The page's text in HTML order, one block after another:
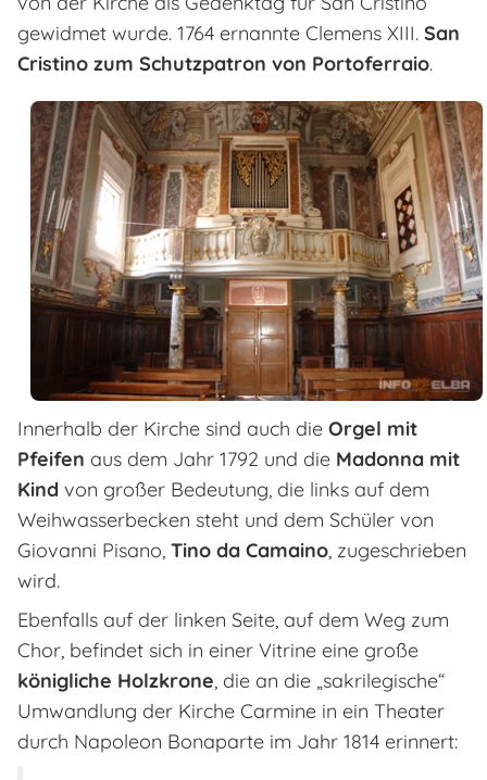
gewidmet wurde. 1764 ernannte Clemens XIII. San
Cristino zum Schutzpatron von Portoferraio.
Innerhalb der Kirche sind auch die Orgel mit
Pfeifen aus dem Jahr 1792 und die Madonna mit
Kind von großer Bedeutung, die links auf dem
Weihwasserbecken steht und dem Schüler von
Giovanni Pisano, Tino da Camaino, zugeschrieben
wird.
Ebenfalls auf der linken Seite, auf dem Weg zum
Chor, befindet sich in einer Vitrine eine große
königliche Holzkrone, die an die „sakrilegische“
Umwandlung der Kirche Carmine in ein Theater
durch Napoleon Bonaparte im Jahr 1814 erinnert: